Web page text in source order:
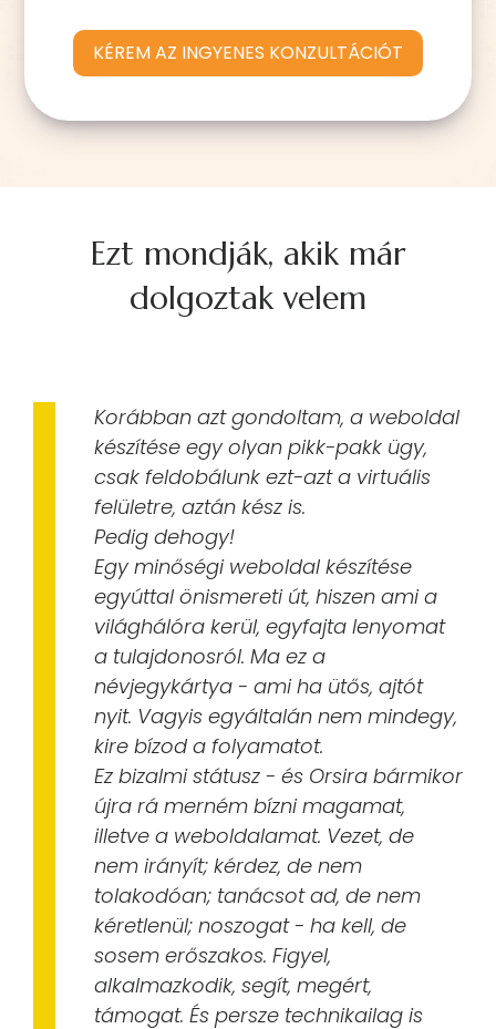
KÉREM AZ INGYENES KONZULTÁCIÓT
Ezt mondják, akik már
dolgoztak velem
Korábban azt gondoltam, a weboldal
készítése egy olyan pikk-pakk ügy,
csak feldobálunk ezt-azt a virtuális
felületre, aztán kész is.
Pedig dehogy!
Egy minőségi weboldal készítése
egyúttal önismereti út, hiszen ami a
világhálóra kerül, egyfajta lenyomat
a tulajdonosról. Ma ez a
névjegykártya - ami ha ütős, ajtót
nyit. Vagyis egyáltalán nem mindegy,
kire bízod a folyamatot.
Ez bizalmi státusz - és Orsira bármikor
újra rá merném bízni magamat,
illetve a weboldalamat. Vezet, de
nem irányít; kérdez, de nem
tolakodóan; tanácsot ad, de nem
kéretlenül; noszogat - ha kell, de
sosem erőszakos. Figyel,
alkalmazkodik, segít, megért,
támogat. És persze technikailag is